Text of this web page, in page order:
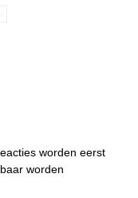
worden eerst
worden